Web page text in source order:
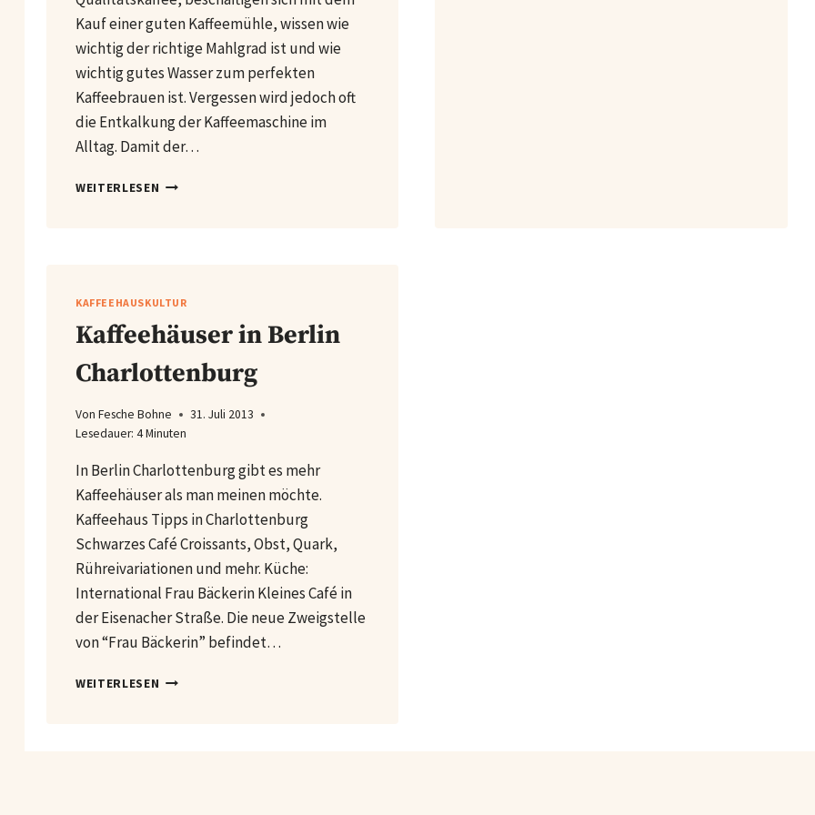
Kauf einer guten Kaffeemühle, wissen wie
wichtig der richtige Mahlgrad ist und wie
wichtig gutes Wasser zum perfekten
Kaffeebrauen ist. Vergessen wird jedoch oft
die Entkalkung der Kaffeemaschine im
Alltag. Damit der…
WEITERLESEN ENTKALKUNG
KAFFEEHAUSKULTUR
Kaffeehäuser in Berlin
Charlottenburg
Von Fesche Bohne
31. Juli 2013
Lesedauer: 4Minuten
In Berlin Charlottenburg gibt es mehr
Kaffeehäuser als man meinen möchte.
Kaffeehaus Tipps in Charlottenburg
Schwarzes Café Croissants, Obst, Quark,
Rühreivariationen und mehr. Küche:
International Frau Bäckerin Kleines Café in
der Eisenacher Straße. Die neue Zweigstelle
von “Frau Bäckerin” befindet…
WEITERLESEN KAFFEEHÄUSER